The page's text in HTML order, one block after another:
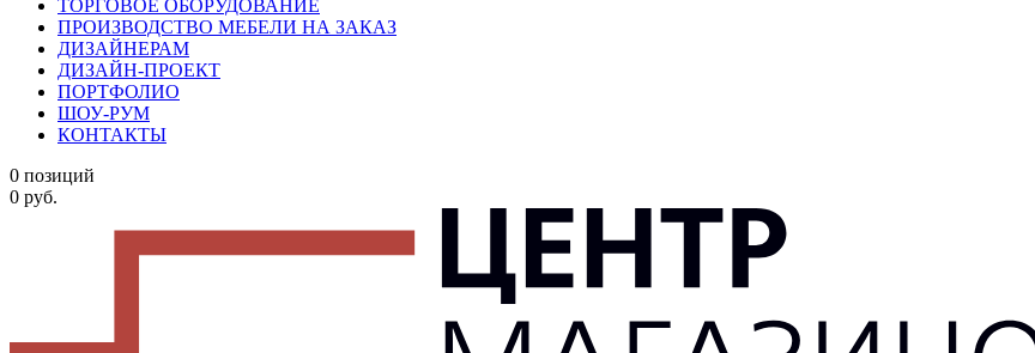
ТОРГОВОЕ ОБОРУДОВАНИЕ
ПРОИЗВОДСТВО МЕБЕЛИ НА ЗАКАЗ
ДИЗАЙНЕРАМ
ДИЗАЙН-ПРОЕКТ
ПОРТФОЛИО
ШОУ-РУМ
КОНТАКТЫ
0 позиций
0 руб.